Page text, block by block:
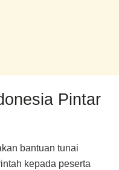
Pintar
bantuan tunai
kepada peserta